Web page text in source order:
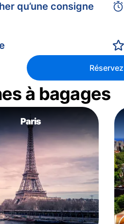
qu’une consigne
Réservez
à bagages
Paris